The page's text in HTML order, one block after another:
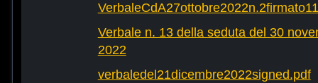
Verbale n. 13 della seduta del 30
2022
verbaledel21dicembre2022signed.pdf